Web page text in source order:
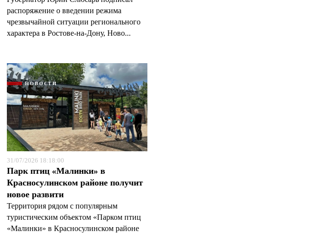
распоряжение о введении режима
чрезвычайной ситуации регионального
характера в Ростове-на-Дону, Ново...
НОВОСТИ
31/07/2026 18:18:00
Парк птиц «Малинки» в
Красносулинском районе получит
новое развити
Территория рядом с популярным
туристическим объектом «Парком птиц
«Малинки» в Красносулинском районе